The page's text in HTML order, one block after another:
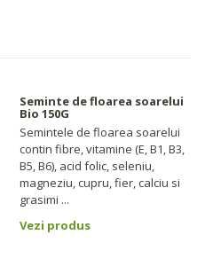
Seminte de floarea soarelui
Bio 150G
Semintele de floarea soarelui
contin fibre, vitamine (E, B1, B3,
B5, B6), acid folic, seleniu,
magneziu, cupru, fier, calciu si
grasimi ...
Vezi produs